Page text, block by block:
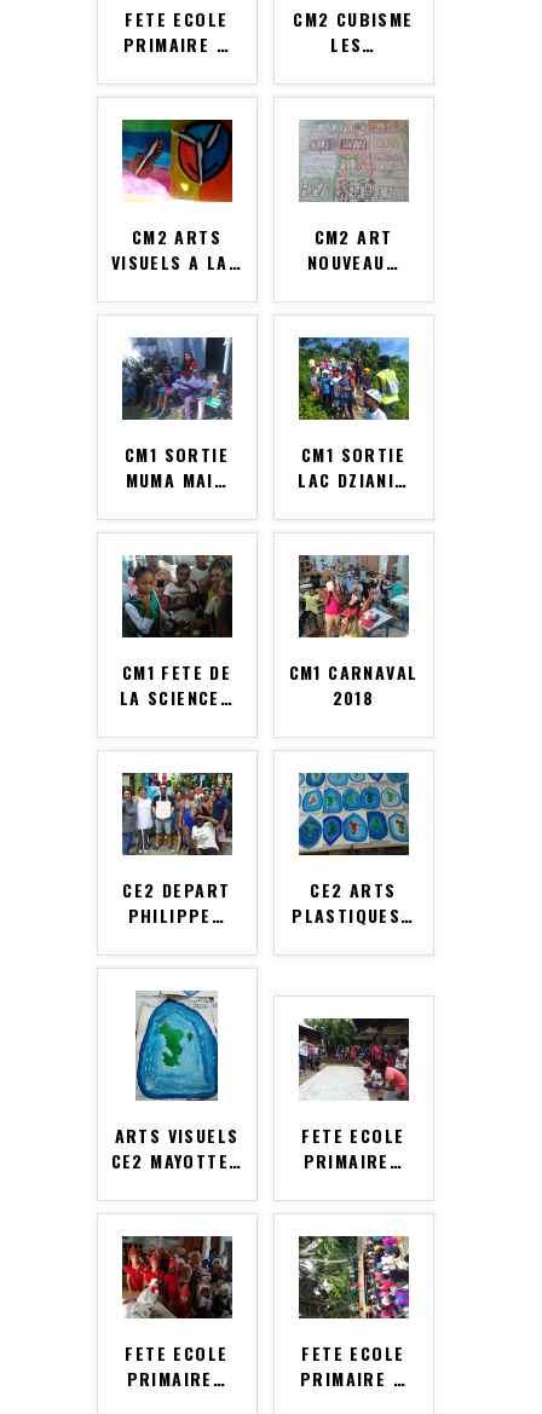
FETE ECOLE
PRIMAIRE …
CM2 CUBISME
LES…
CM2 ARTS
VISUELS A LA…
CM2 ART
NOUVEAU…
CM1 SORTIE
MUMA MAI…
CM1 SORTIE
LAC DZIANI…
CM1 FETE DE
LA SCIENCE…
CM1 CARNAVAL
2018
CE2 DEPART
PHILIPPE…
CE2 ARTS
PLASTIQUES…
ARTS VISUELS
CE2 MAYOTTE…
FETE ECOLE
PRIMAIRE…
FETE ECOLE
PRIMAIRE…
FETE ECOLE
PRIMAIRE …